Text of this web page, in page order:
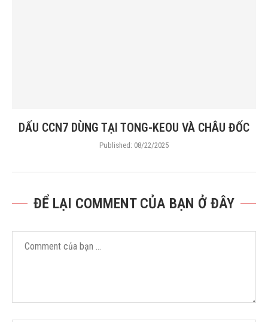
DẤU CCN7 DÙNG TẠI TONG-KEOU VÀ CHÂU ĐỐC
Published: 08/22/2025
ĐỂ LẠI COMMENT CỦA BẠN Ở ĐÂY